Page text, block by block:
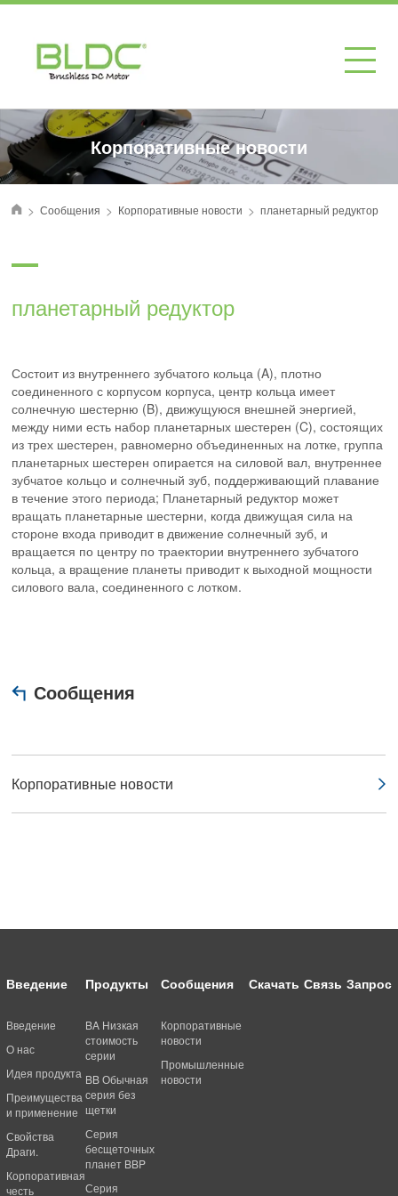
Корпоративные новости
首页
> Сообщения > Корпоративные новости > планетарный редуктор
планетарный редуктор
Состоит из внутреннего зубчатого кольца (A), плотно
соединенного с корпусом корпуса, центр кольца имеет
солнечную шестерню (B), движущуюся внешней энергией,
между ними есть набор планетарных шестерен (C), состоящих
из трех шестерен, равномерно объединенных на лотке, группа
планетарных шестерен опирается на силовой вал, внутреннее
зубчатое кольцо и солнечный зуб, поддерживающий плавание
в течение этого периода; Планетарный редуктор может
вращать планетарные шестерни, когда движущая сила на
стороне входа приводит в движение солнечный зуб, и
вращается по центру по траектории внутреннего зубчатого
кольца, а вращение планеты приводит к выходной мощности
силового вала, соединенного с лотком.
Сообщения
Корпоративные новости
Введение
Введение
О нас
Идея продукта
Преимущества
и применение
Свойства
Драги.
Корпоративная
честь
Продукты
BA Низкая
стоимость
серии
BB Обычная
серия без
щетки
Серия
бесщеточных
планет BBP
Серия
Сообщения
Корпоративные
новости
Промышленные
новости
Скачать Связь Запрос